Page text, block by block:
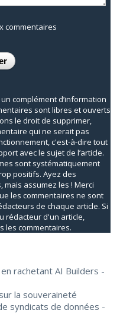
commentaires
complément d’information
sont libres et ouverts
le droit de supprimer,
qui ne serait pas
c'est-à-dire tout
avec le sujet de l’article.
sont systématiquement
positifs. Ayez des
assumez les ! Merci
les commentaires ne sont
de chaque article. Si
rédacteur d'un article,
les commentaires.
rachetant AI Builders -
la souveraineté
syndicats de données -